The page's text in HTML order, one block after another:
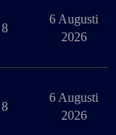
8
6 Augusti
2026
8
6 Augusti
2026